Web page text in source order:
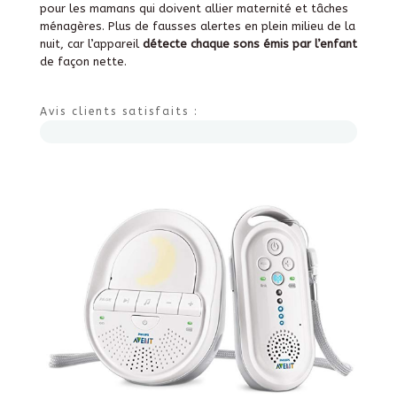
pour les mamans qui doivent allier maternité et tâches
ménagères. Plus de fausses alertes en plein milieu de la
nuit, car l’appareil détecte chaque sons émis par l’enfant
de façon nette.
Avis clients satisfaits :